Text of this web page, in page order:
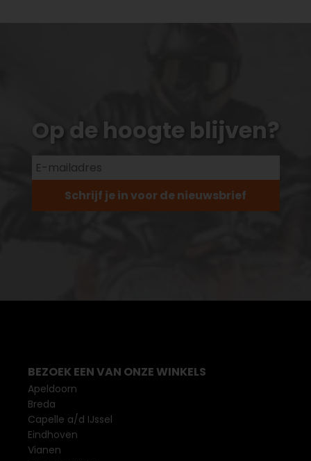
Op de hoogte blijven?
Schrijf je in voor de nieuwsbrief
BEZOEK EEN VAN ONZE WINKELS
Apeldoorn
Breda
Capelle a/d IJssel
Eindhoven
Vianen